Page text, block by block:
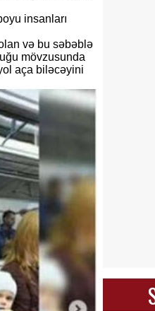
insanları
və bu səbəblə
mövzusunda
aça biləcəyini